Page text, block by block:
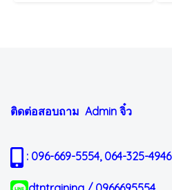
ติดต่อสอบถาม Admin จิ๋ว
: 096-669-5554, 064-325-4946